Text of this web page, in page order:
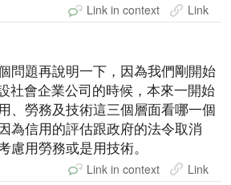
Link in context Link
問題再說明一下，因為我們剛開始
社會企業公司的時候，本來一開始
、勞務及技術這三個層面看哪一個
為信用的評估跟政府的法令取消
慮用勞務或是用技術。
Link in context Link